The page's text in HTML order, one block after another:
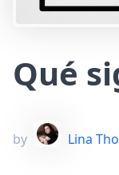
Qué
by Lina